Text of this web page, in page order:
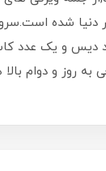
خورشت خوری , 6 عدد پیش دستی میوه خوری
با طراحی به روز و